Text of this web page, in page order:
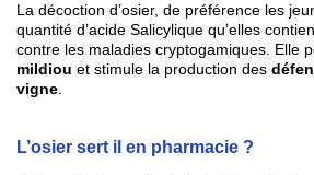
La décoction d’osier, de préférence les
quantité d’acide Salicylique qu’elles
contre les maladies cryptogamiques. Elle
mildiou et stimule la production des
vigne
L’osier sert il en pharmacie ?